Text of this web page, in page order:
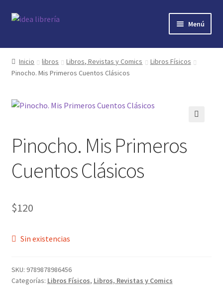
Ir
Ir
Menú
Inicio
contacto
libros
nosotros
novedades
preguntas
Inicio libros Libros, Revistas y Comics
Libros Físicos
Pinocho. Mis Primeros Cuentos Clásicos
Pinocho. Mis Primeros
Cuentos Clásicos
$120
Sin existencias
SKU: 9789878986456
Categorías: Libros Físicos, Libros, Revistas y Comics